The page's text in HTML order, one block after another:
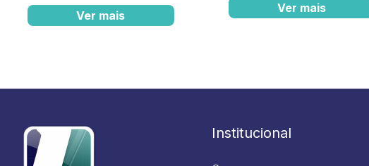
Ver mais
Ver mais
Institucional